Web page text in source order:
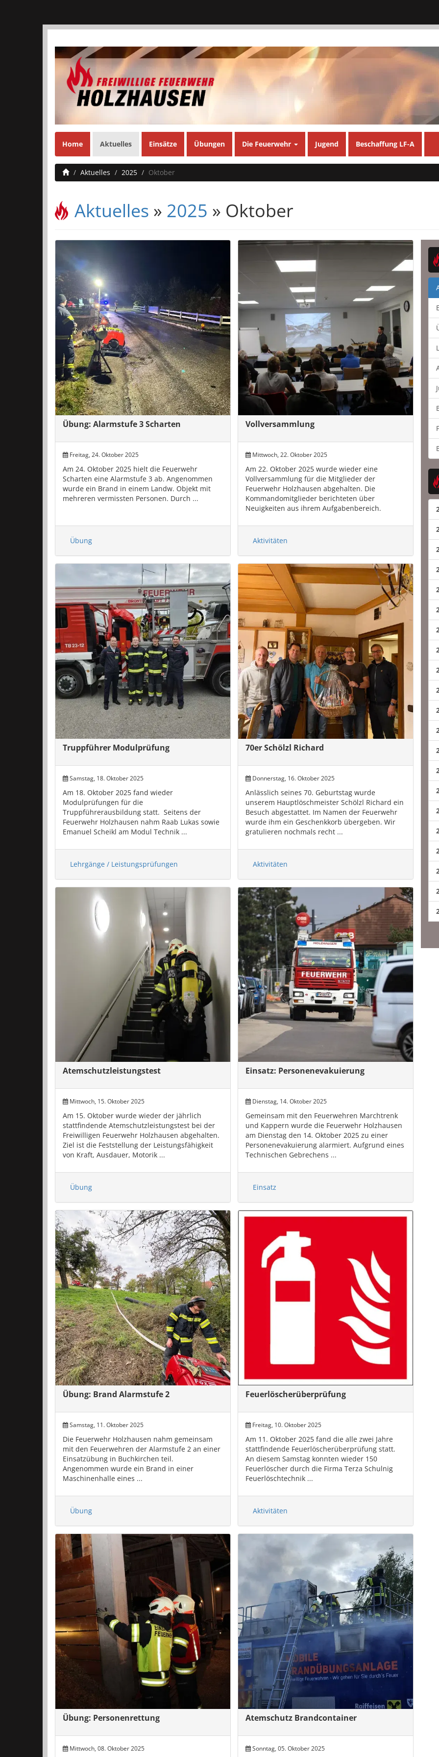
Home Aktuelles Einsätze Übungen Die Feuerwehr Jugend Beschaffung LF-A
Aktuelles 2025 Oktober
Aktuelles » 2025 » Oktober
Übung: Alarmstufe 3 Scharten
Freitag, 24. Oktober 2025
Am 24. Oktober 2025 hielt die Feuerwehr
Scharten eine Alarmstufe 3 ab. Angenommen
wurde ein Brand in einem Landw. Objekt mit
mehreren vermissten Personen. Durch ...
Übung
Vollversammlung
Mittwoch, 22. Oktober 2025
Am 22. Oktober 2025 wurde wieder eine
Vollversammlung für die Mitglieder der
Feuerwehr Holzhausen abgehalten. Die
Kommandomitglieder berichteten über
Neuigkeiten aus ihrem Aufgabenbereich.
Aktivitäten
Truppführer Modulprüfung
Samstag, 18. Oktober 2025
Am 18. Oktober 2025 fand wieder
Modulprüfungen für die
Truppführerausbildung statt. Seitens der
Feuerwehr Holzhausen nahm Raab Lukas sowie
Emanuel Scheikl am Modul Technik ...
Lehrgänge / Leistungsprüfungen
70er Schölzl Richard
Donnerstag, 16. Oktober 2025
Anlässlich seines 70. Geburtstag wurde
unserem Hauptlöschmeister Schölzl Richard ein
Besuch abgestattet. Im Namen der Feuerwehr
wurde ihm ein Geschenkkorb übergeben. Wir
gratulieren nochmals recht ...
Aktivitäten
Atemschutzleistungstest
Mittwoch, 15. Oktober 2025
Am 15. Oktober wurde wieder der jährlich
stattfindende Atemschutzleistungstest bei der
Freiwilligen Feuerwehr Holzhausen abgehalten.
Ziel ist die Feststellung der Leistungsfähigkeit
von Kraft, Ausdauer, Motorik ...
Übung
Einsatz: Personenevakuierung
Dienstag, 14. Oktober 2025
Gemeinsam mit den Feuerwehren Marchtrenk
und Kappern wurde die Feuerwehr Holzhausen
am Dienstag den 14. Oktober 2025 zu einer
Personenevakuierung alarmiert. Aufgrund eines
Technischen Gebrechens ...
Einsatz
Übung: Brand Alarmstufe 2
Samstag, 11. Oktober 2025
Die Feuerwehr Holzhausen nahm gemeinsam
mit den Feuerwehren der Alarmstufe 2 an einer
Einsatzübung in Buchkirchen teil.
Angenommen wurde ein Brand in einer
Maschinenhalle eines ...
Übung
Feuerlöscherüberprüfung
Freitag, 10. Oktober 2025
Am 11. Oktober 2025 fand die alle zwei Jahre
stattfindende Feuerlöscherüberprüfung statt.
An diesem Samstag konnten wieder 150
Feuerlöscher durch die Firma Terza Schulnig
Feuerlöschtechnik ...
Aktivitäten
Übung: Personenrettung
Mittwoch, 08. Oktober 2025
Atemschutz Brandcontainer
Sonntag, 05. Oktober 2025